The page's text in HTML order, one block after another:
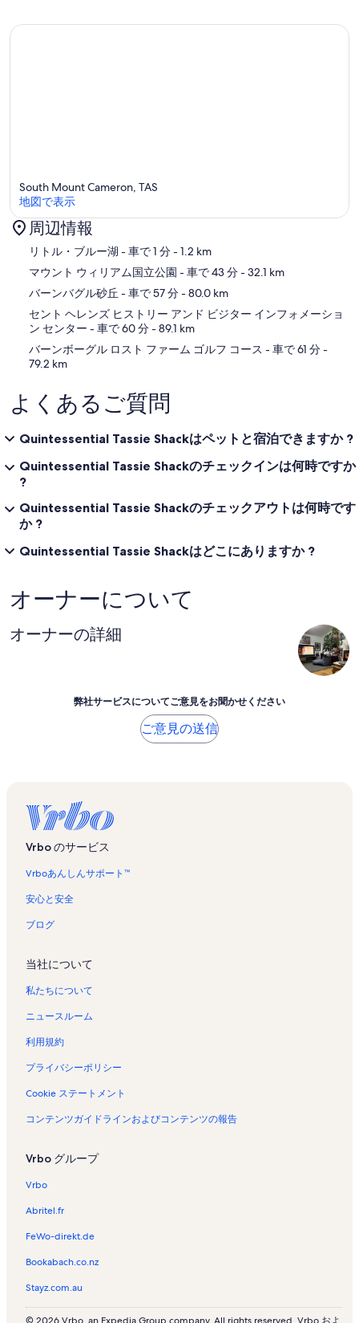
地図
South Mount Cameron, TAS
地図で表示
周辺情報
リトル・ブルー湖 - 車で 1 分- 1.2 km
マウント ウィリアム国立公園 - 車で 43 分- 32.1 km
バーンバグル砂丘 - 車で 57 分- 80.0 km
セント ヘレンズ ヒストリー アンド ビジター インフォメーショ
ン センター - 車で 60 分- 89.1 km
バーンボーグル ロスト ファーム ゴルフ コース - 車で 61 分-
79.2 km
よくあるご質問
Quintessential Tassie Shackはペットと宿泊できますか ?
Quintessential Tassie Shackのチェックインは何時ですか
?
Quintessential Tassie Shackのチェックアウトは何時です
か ?
Quintessential Tassie Shackはどこにありますか ?
オーナーについて
オーナーの詳細
弊社サービスについてご意見をお聞かせください
ご意見の送信
Vrbo のサービス
Vrboあんしんサポート™
安心と安全
ブログ
当社について
私たちについて
ニュースルーム
利用規約
プライバシーポリシー
Cookie ステートメント
コンテンツガイドラインおよびコンテンツの報告
Vrbo グループ
Vrbo
Abritel.fr
FeWo-direkt.de
Bookabach.co.nz
Stayz.com.au